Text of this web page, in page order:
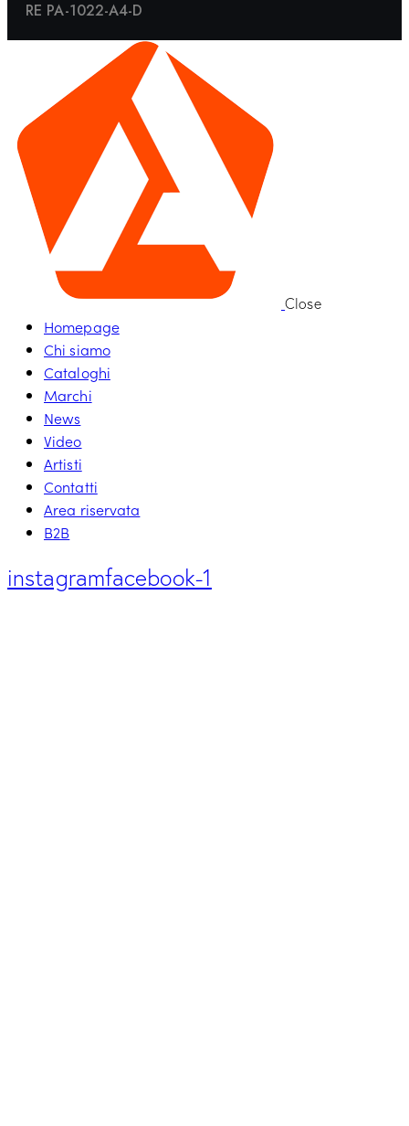
RE PA-1022-A4-D
Close
Homepage
Chi siamo
Cataloghi
Marchi
News
Video
Artisti
Contatti
Area riservata
B2B
instagramfacebook-1